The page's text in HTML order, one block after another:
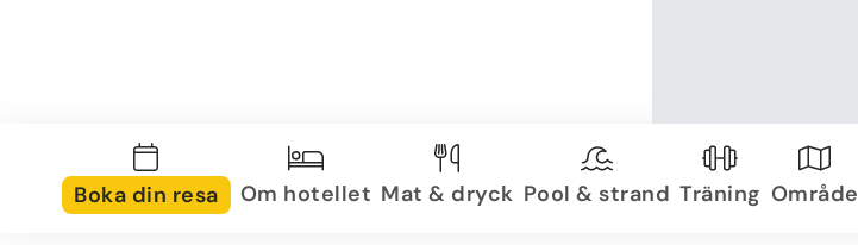
Boka din resa Om hotellet Mat & dryck Pool & strand Träning Område